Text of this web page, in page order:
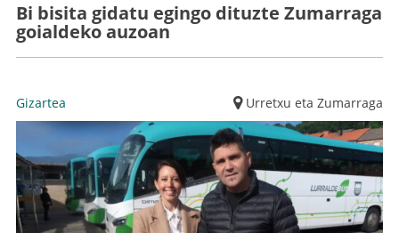
Bi bisita gidatu egingo dituzte Zumarraga
goialdeko auzoan
Gizartea Urretxu eta Zumarraga